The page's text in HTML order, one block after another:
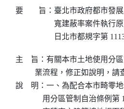
要 旨： 臺北市政府都市發
寬建蔽率案件執行
日北市都規字第
主    旨：有關本市土地使用分
業流程，修正如說明，
說    明：一、為配合本市畸零
用分區管制自治條